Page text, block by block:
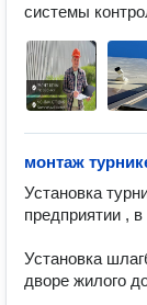
системы
монтаж
Установка
предприятии ,
Установка
дворе жилого